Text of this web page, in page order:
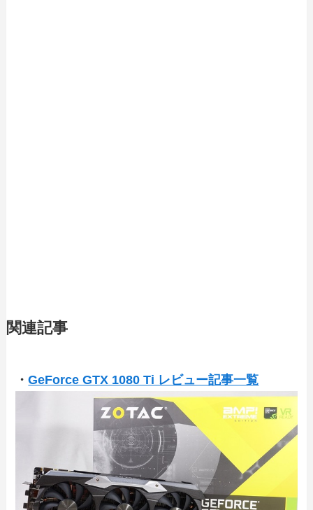
関連記事
・GeForce GTX 1080 Ti レビュー記事一覧